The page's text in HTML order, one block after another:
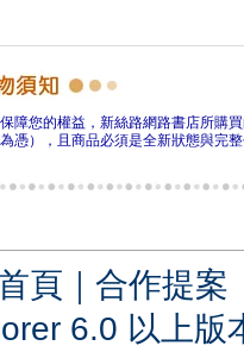
障您的權益，新絲路網路書店所購
憑），且商品必須是全新狀態與完
頁 ｜ 合作提案
6.0 以上